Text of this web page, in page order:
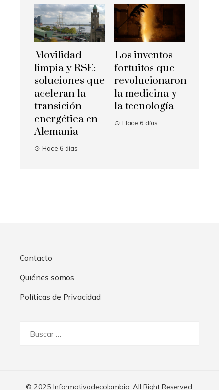
Movilidad
limpia y RSE:
soluciones que
aceleran la
transición
energética en
Alemania
Hace 6 días
Los inventos
fortuitos que
revolucionaron
la medicina y
la tecnología
Hace 6 días
Contacto
Quiénes somos
Políticas de Privacidad
© 2025 Informativodecolombia. All Right Reserved.